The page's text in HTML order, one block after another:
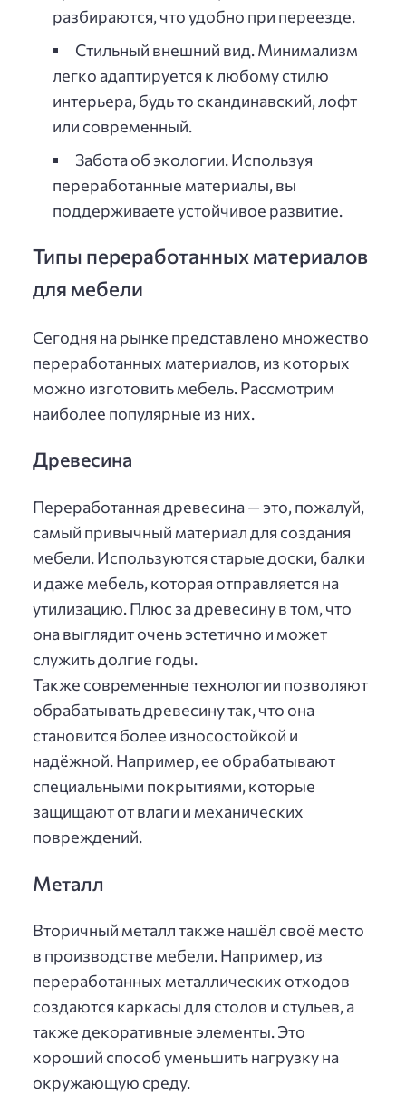
разбираются, что удобно при переезде.
Стильный внешний вид. Минимализм
легко адаптируется к любому стилю
интерьера, будь то скандинавский, лофт
или современный.
Забота об экологии. Используя
переработанные материалы, вы
поддерживаете устойчивое развитие.
Типы переработанных материалов
для мебели
Сегодня на рынке представлено множество
переработанных материалов, из которых
можно изготовить мебель. Рассмотрим
наиболее популярные из них.
Древесина
Переработанная древесина — это, пожалуй,
самый привычный материал для создания
мебели. Используются старые доски, балки
и даже мебель, которая отправляется на
утилизацию. Плюс за древесину в том, что
она выглядит очень эстетично и может
служить долгие годы.
Также современные технологии позволяют
обрабатывать древесину так, что она
становится более износостойкой и
надёжной. Например, ее обрабатывают
специальными покрытиями, которые
защищают от влаги и механических
повреждений.
Металл
Вторичный металл также нашёл своё место
в производстве мебели. Например, из
переработанных металлических отходов
создаются каркасы для столов и стульев, а
также декоративные элементы. Это
хороший способ уменьшить нагрузку на
окружающую среду.